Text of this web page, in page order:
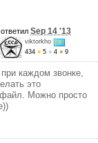
ответил Sep 14 '13
viktorkho
434 ● 5 ● 4 ● 9
каждом звонке,
это
файл. Можно просто